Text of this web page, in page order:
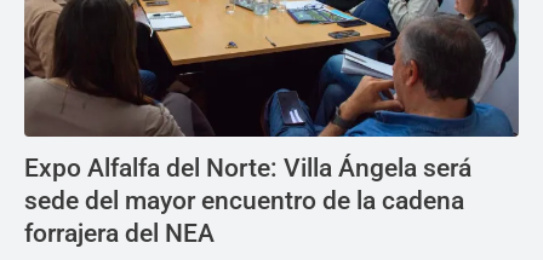
Expo Alfalfa del Norte: Villa Ángela será
sede del mayor encuentro de la cadena
forrajera del NEA